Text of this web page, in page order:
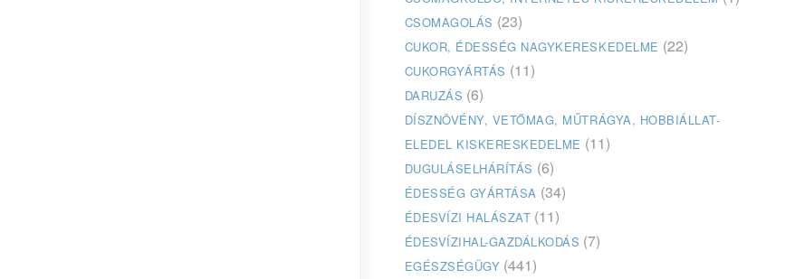
CSOMAGOLÁS (23)
CUKOR, ÉDESSÉG NAGYKERESKEDELME (22)
CUKORGYÁRTÁS (11)
DARUZÁS (6)
DÍSZNÖVÉNY, VETŐMAG, MŰTRÁGYA, HOBBIÁLLAT-
ELEDEL KISKERESKEDELME (11)
DUGULÁSELHÁRÍTÁS (6)
ÉDESSÉG GYÁRTÁSA (34)
ÉDESVÍZI HALÁSZAT (11)
ÉDESVÍZIHAL-GAZDÁLKODÁS (7)
EGÉSZSÉGÜGY (441)